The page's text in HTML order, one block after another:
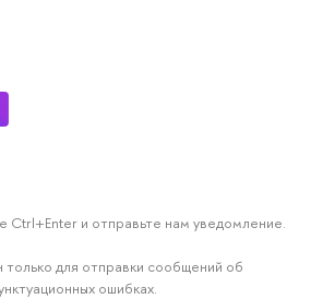
Ctrl+Enter и отправьте нам уведомление.
для отправки сообщений об
ошибках.